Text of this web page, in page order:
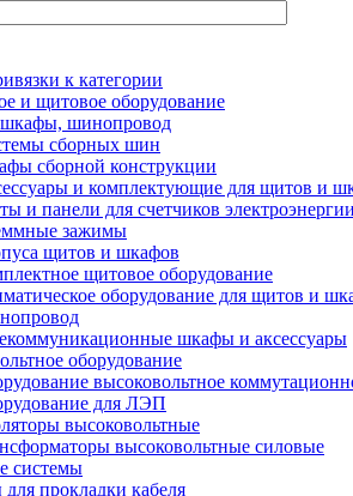
к категории
и щитовое оборудование
шинопровод
сборных шин
сборной конструкции
и комплектующие для щитов и
и панели для счетчиков электроэнергии
зажимы
щитов и шкафов
щитовое оборудование
оборудование для щитов и
шкафы и аксессуары
оборудование
высоковольтное
для ЛЭП
высоковольтные
высоковольтные силовые
системы
прокладки кабеля